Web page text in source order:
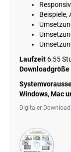
Beispiele,
Laufzeit 6:55
Downloadgröße
Windows, Mac
Digitaler